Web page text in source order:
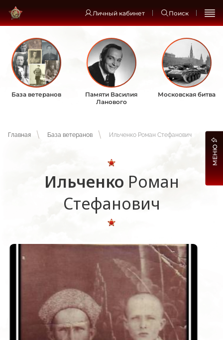
Личный кабинет Поиск
База ветеранов
Памяти Василия
Ланового
Московская битва
Главная База ветеранов Ильченко Роман Стефанович
Ильченко Роман
Стефанович
МЕНЮ